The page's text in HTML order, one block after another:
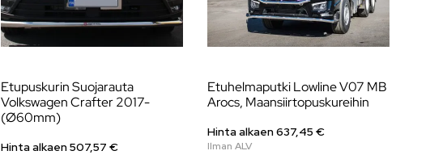
Etupuskurin Suojarauta
Volkswagen Crafter 2017-
(Ø60mm)
Hinta alkaen507,57€
Etuhelmaputki Lowline V07 MB
Arocs, Maansiirtopuskureihin
Hinta alkaen637,45€